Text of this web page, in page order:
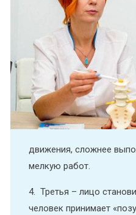
движения, сложнее
мелкую работ.
4.Третья – лицо
человек принимает